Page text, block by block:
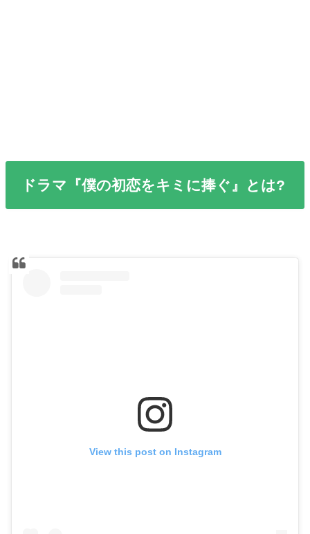
ドラマ『僕の初恋をキミに捧ぐ』とは?
View this post on Instagram